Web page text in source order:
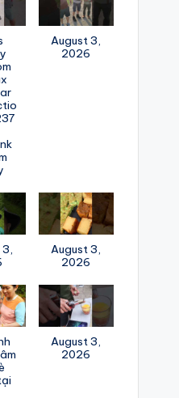
August 3,
2026
3,
August 3,
2026
August 3,
2026